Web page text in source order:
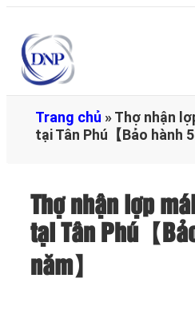
Trang chủ »Thợ nhận
tại Tân Phú【Bảo hành 5
Thợ nhận lợp
tại Tân Phú【
năm】